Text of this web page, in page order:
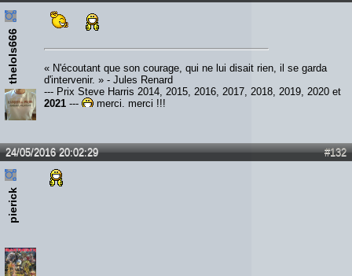
thelols666
« N'écoutant que son courage, qui ne lui disait rien, il se garda
d'intervenir. » - Jules Renard
--- Prix Steve Harris 2014, 2015, 2016, 2017, 2018, 2019, 2020 et
2021 --- merci, merci !!!
#132
24/05/2016 20:02:29
pierick